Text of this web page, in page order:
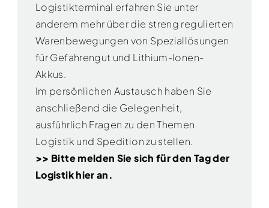
Logistikterminal erfahren Sie unter
anderem mehr über die streng regulierten
Warenbewegungen von Speziallösungen
für Gefahrengut und Lithium-Ionen-
Akkus.
Im persönlichen Austausch haben Sie
anschließend die Gelegenheit,
ausführlich Fragen zu den Themen
Logistik und Spedition zu stellen.
>> Bitte melden Sie sich für den Tag der
Logistik hier an.